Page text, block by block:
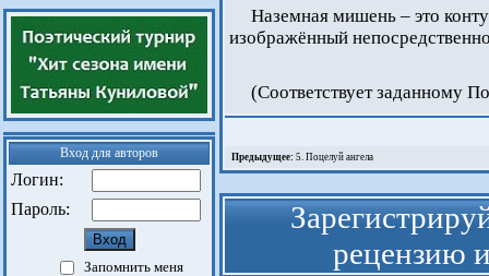
Вход для авторов
Логин:
Пароль:
Запомнить меня
Наземная мишень – это
изображённый
(Соответствует заданному
Предыдущее: 5. Поцелуй ангела
рецензию